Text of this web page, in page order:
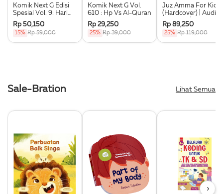
Komik Next G Edisi
Spesial Vol. 9: Hari
Tanpa Orang Tua
Rp 50,150
15% Rp 59,000
Komik Next G Vol.
610 : Hp Vs Al-Quran
Rp 29,250
25% Rp 39,000
Juz Amma For Kids
(Hardcover) | Audio
Murottal |
Transliterasi Latin
Dan Indonesia
Rp 89,250
25% Rp 119,000
Sale-Bration Lihat Semua
›